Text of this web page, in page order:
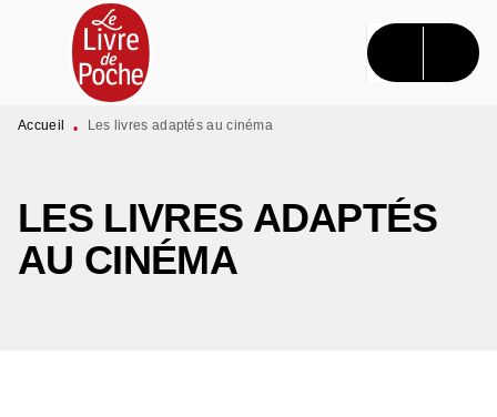
MENU RECHERCHE CONTENU
PIED DE PAGE
Accueil • Les livres adaptés au cinéma
LES LIVRES ADAPTÉS
AU CINÉMA